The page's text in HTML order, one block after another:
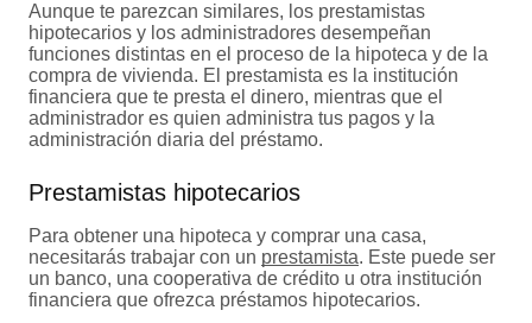
Aunque te parezcan similares, los prestamistas
hipotecarios y los administradores desempeñan
funciones distintas en el proceso de la hipoteca y de la
compra de vivienda. El prestamista es la institución
financiera que te presta el dinero, mientras que el
administrador es quien administra tus pagos y la
administración diaria del préstamo.
Prestamistas hipotecarios
Para obtener una hipoteca y comprar una casa,
necesitarás trabajar con un prestamista. Este puede ser
un banco, una cooperativa de crédito u otra institución
financiera que ofrezca préstamos hipotecarios.